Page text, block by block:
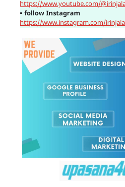
https://www.youtube.com/
▪ follow Instagram
https://www.instagram.com/